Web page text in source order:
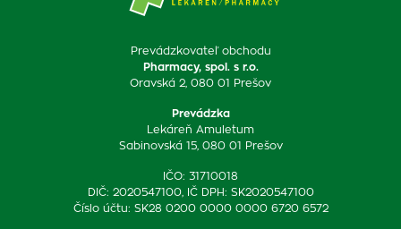
Prevádzkovateľ obchodu
Pharmacy, spol. s r.o.
Oravská 2, 080 01 Prešov
Prevádzka
Lekáreň Amuletum
Sabinovská 15, 080 01 Prešov
IČO: 31710018
DIČ: 2020547100, IČ DPH: SK2020547100
Číslo účtu: SK28 0200 0000 0000 6720 6572